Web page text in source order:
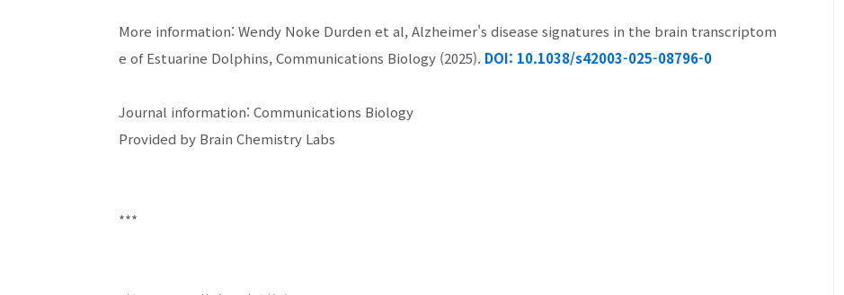
More information: Wendy Noke Durden et al, Alzheimer's disease signatures in the brain transcriptom
e of Estuarine Dolphins, Communications Biology (2025). DOI: 10.1038/s42003-025-08796-0
Journal information: Communications Biology
Provided by Brain Chemistry Labs
***